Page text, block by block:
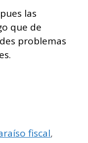
las
que de
problemas
fiscal,